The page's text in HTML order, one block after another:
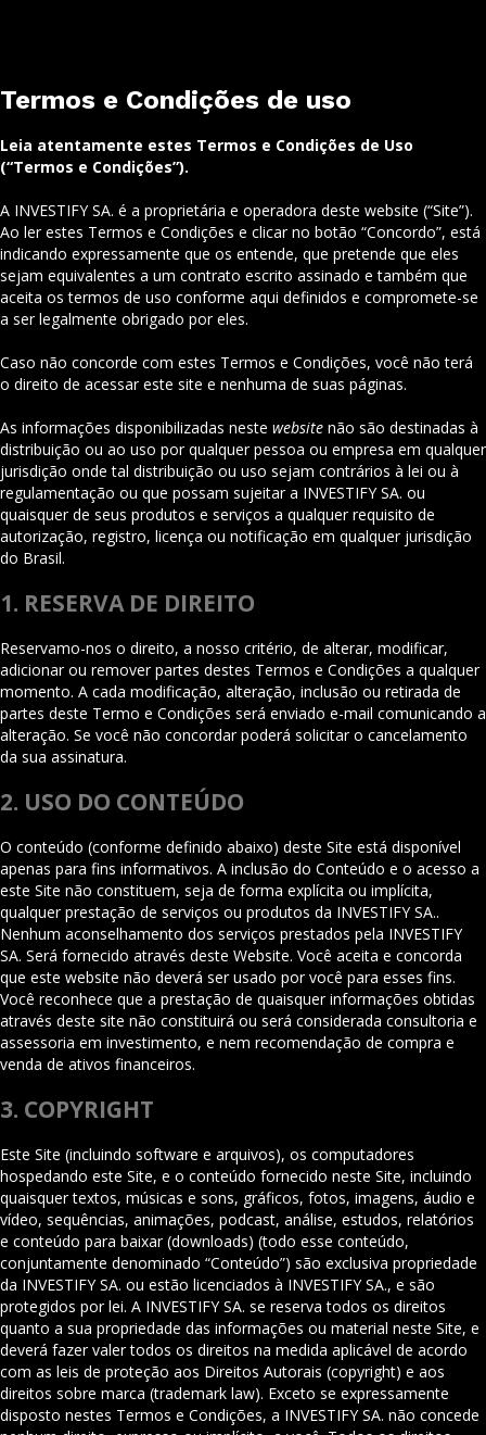
Termos e Condições de uso
Leia atentamente estes Termos e Condições de Uso
(“Termos e Condições”).
A INVESTIFY SA. é a proprietária e operadora deste website (“Site”).
Ao ler estes Termos e Condições e clicar no botão “Concordo”, está
indicando expressamente que os entende, que pretende que eles
sejam equivalentes a um contrato escrito assinado e também que
aceita os termos de uso conforme aqui definidos e compromete-se
a ser legalmente obrigado por eles.
Caso não concorde com estes Termos e Condições, você não terá
o direito de acessar este site e nenhuma de suas páginas.
As informações disponibilizadas neste website não são destinadas à
distribuição ou ao uso por qualquer pessoa ou empresa em qualquer
jurisdição onde tal distribuição ou uso sejam contrários à lei ou à
regulamentação ou que possam sujeitar a INVESTIFY SA. ou
quaisquer de seus produtos e serviços a qualquer requisito de
autorização, registro, licença ou notificação em qualquer jurisdição
do Brasil.
1. RESERVA DE DIREITO
Reservamo-nos o direito, a nosso critério, de alterar, modificar,
adicionar ou remover partes destes Termos e Condições a qualquer
momento. A cada modificação, alteração, inclusão ou retirada de
partes deste Termo e Condições será enviado e-mail comunicando a
alteração. Se você não concordar poderá solicitar o cancelamento
da sua assinatura.
2. USO DO CONTEÚDO
O conteúdo (conforme definido abaixo) deste Site está disponível
apenas para fins informativos. A inclusão do Conteúdo e o acesso a
este Site não constituem, seja de forma explícita ou implícita,
qualquer prestação de serviços ou produtos da INVESTIFY SA..
Nenhum aconselhamento dos serviços prestados pela INVESTIFY
SA. Será fornecido através deste Website. Você aceita e concorda
que este website não deverá ser usado por você para esses fins.
Você reconhece que a prestação de quaisquer informações obtidas
através deste site não constituirá ou será considerada consultoria e
assessoria em investimento, e nem recomendação de compra e
venda de ativos financeiros.
3. COPYRIGHT
Este Site (incluindo software e arquivos), os computadores
hospedando este Site, e o conteúdo fornecido neste Site, incluindo
quaisquer textos, músicas e sons, gráficos, fotos, imagens, áudio e
vídeo, sequências, animações, podcast, análise, estudos, relatórios
e conteúdo para baixar (downloads) (todo esse conteúdo,
conjuntamente denominado “Conteúdo”) são exclusiva propriedade
da INVESTIFY SA. ou estão licenciados à INVESTIFY SA., e são
protegidos por lei. A INVESTIFY SA. se reserva todos os direitos
quanto a sua propriedade das informações ou material neste Site, e
deverá fazer valer todos os direitos na medida aplicável de acordo
com as leis de proteção aos Direitos Autorais (copyright) e aos
direitos sobre marca (trademark law). Exceto se expressamente
disposto nestes Termos e Condições, a INVESTIFY SA. não concede